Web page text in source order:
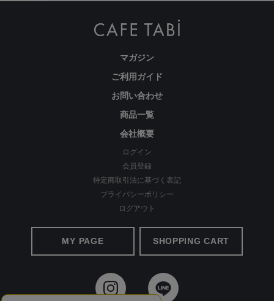
マガジン
ご利用ガイド
お問い合わせ
商品一覧
会社概要
ログイン
会員登録
特定商取引法に基づく表記
プライバシーポリシー
ログアウト
MY PAGE SHOPPING CART